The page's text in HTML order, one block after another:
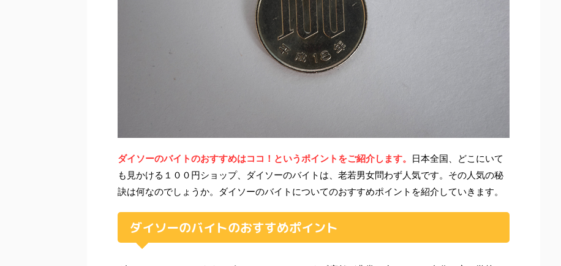
ダイソーのバイトのおすすめはココ！というポイントをご紹介します。 日本全国、どこにいて
も見かける１００円ショップ、ダイソーのバイトは、老若男女問わず人気です。その人気の秘
訣は何なのでしょうか。ダイソーのバイトについてのおすすめポイントを紹介していきます。
ダイソーのバイトのおすすめポイント